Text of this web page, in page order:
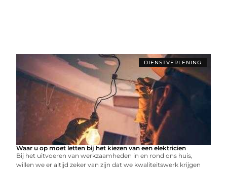
DIENSTVERLENING
Waar u op moet letten bij het kiezen van een elektricien
Bij het uitvoeren van werkzaamheden in en rond ons huis,
willen we er altijd zeker van zijn dat we kwaliteitswerk krijgen